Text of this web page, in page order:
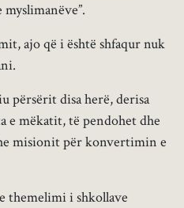
ajo që i është shfaqur nuk
përsërit disa herë, derisa
e mëkatit, të pendohet dhe
misionit për konvertimin e
themelimi i shkollave